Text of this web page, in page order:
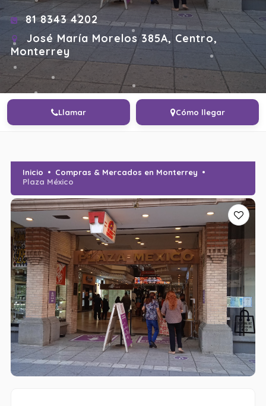
81 8343 4202
José María Morelos 385A, Centro,
Monterrey
Llamar Cómo llegar
Inicio
Compras & Mercados en Monterrey
Plaza México